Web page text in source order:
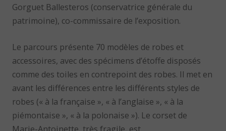
Gorguet Ballesteros (conservatrice générale du
patrimoine), co-commissaire de l’exposition.
Le parcours présente 70 modèles de robes et
accessoires, avec des spécimens d’étoffe disposés
comme des toiles en contrepoint des robes. Il met en
avant les différences entre les différents styles de
robes (« à la française », « à l’anglaise », « à la
piémontaise », « à la polonaise »). Le corset de